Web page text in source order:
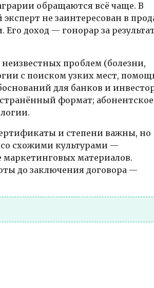
обращаются всё чаще. В
не заинтересован в
доход — гонорар за
проблем (болезни,
с поиском узких мест,
для банков и
формат; абонентское
и степени важны, но
схожими культурами —
материалов.
до заключения договора —